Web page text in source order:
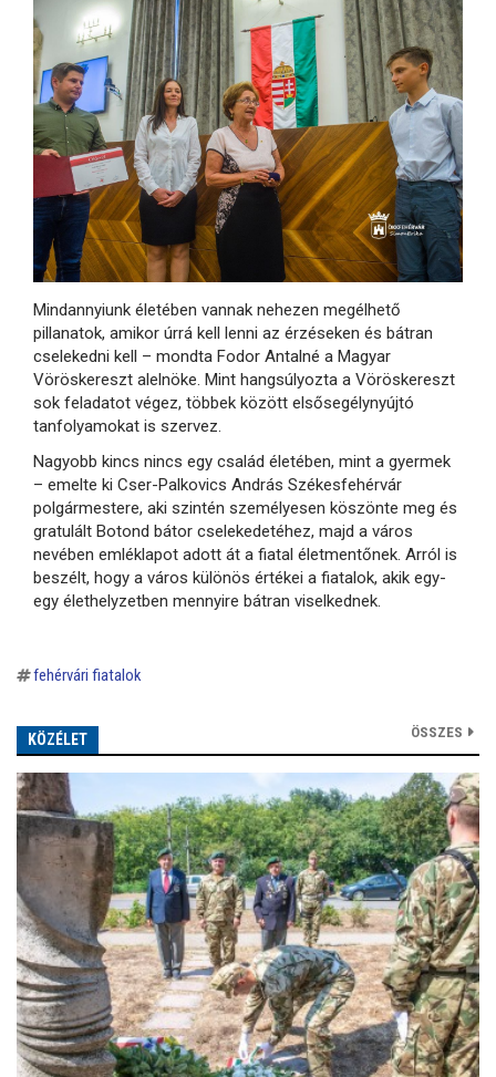
Mindannyiunk életében vannak nehezen megélhető
pillanatok, amikor úrrá kell lenni az érzéseken és bátran
cselekedni kell – mondta Fodor Antalné a Magyar
Vöröskereszt alelnöke. Mint hangsúlyozta a Vöröskereszt
sok feladatot végez, többek között elsősegélynyújtó
tanfolyamokat is szervez.
Nagyobb kincs nincs egy család életében, mint a gyermek
– emelte ki Cser-Palkovics András Székesfehérvár
polgármestere, aki szintén személyesen köszönte meg és
gratulált Botond bátor cselekedetéhez, majd a város
nevében emléklapot adott át a fiatal életmentőnek. Arról is
beszélt, hogy a város különös értékei a fiatalok, akik egy-
egy élethelyzetben mennyire bátran viselkednek.
fehérvári fiatalok
KÖZÉLET ÖSSZES